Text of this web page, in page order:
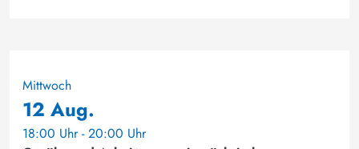
Mittwoch
12 Aug.
18:00 Uhr - 20:00 Uhr